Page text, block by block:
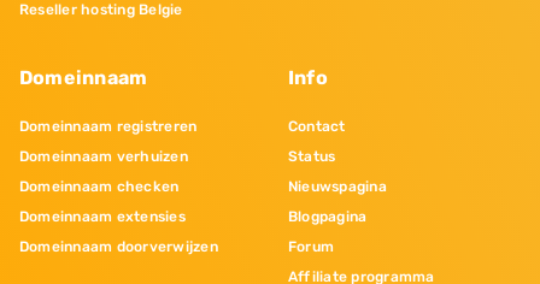
Reseller hosting Belgie
Domeinnaam
Domeinnaam registreren
Domeinnaam verhuizen
Domeinnaam checken
Domeinnaam extensies
Domeinnaam doorverwijzen
Info
Contact
Status
Nieuwspagina
Blogpagina
Forum
Affiliate programma